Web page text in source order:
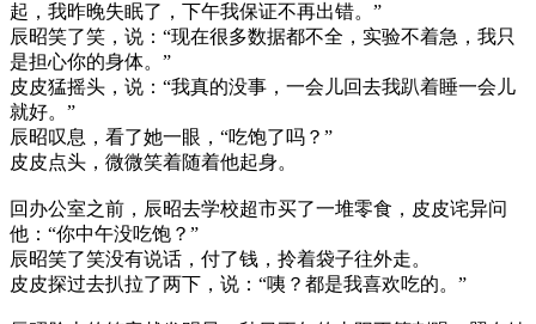
起，我昨晚失眠了，下午我保证不再出错。”
辰昭笑了笑，说：“现在很多数据都不全，实验不着急，我只
是担心你的身体。”
皮皮猛摇头，说：“我真的没事，一会儿回去我趴着睡一会儿
就好。”
辰昭叹息，看了她一眼，“吃饱了吗？”
皮皮点头，微微笑着随着他起身。
回办公室之前，辰昭去学校超市买了一堆零食，皮皮诧异问
他：“你中午没吃饱？”
辰昭笑了笑没有说话，付了钱，拎着袋子往外走。
皮皮探过去扒拉了两下，说：“咦？都是我喜欢吃的。”